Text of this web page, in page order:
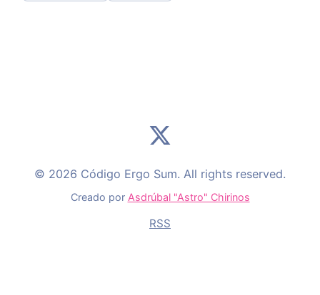
© 2026 Código Ergo Sum. All rights reserved.
Creado por Asdrúbal "Astro" Chirinos
RSS